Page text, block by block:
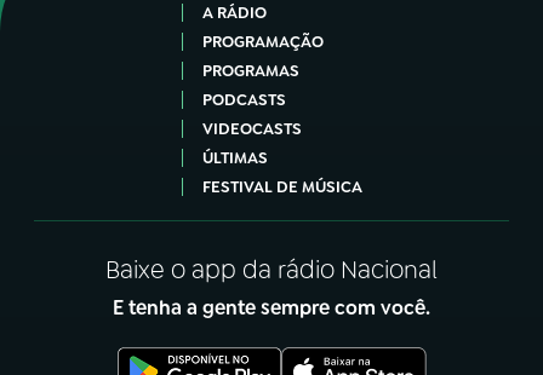
A RÁDIO
PROGRAMAÇÃO
PROGRAMAS
PODCASTS
VIDEOCASTS
ÚLTIMAS
FESTIVAL DE MÚSICA
Baixe o app da rádio Nacional
E tenha a gente sempre com você.